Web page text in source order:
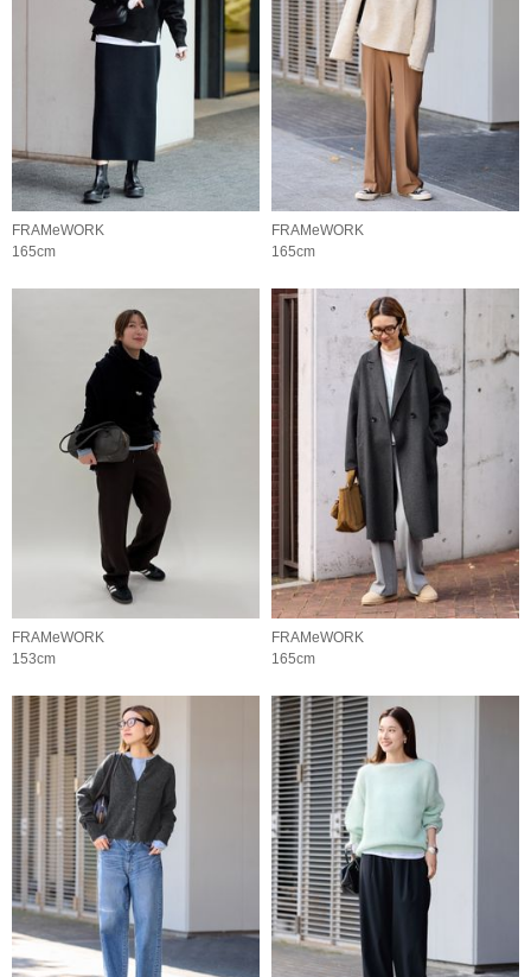
FRAMeWORK
165cm
FRAMeWORK
165cm
FRAMeWORK
153cm
FRAMeWORK
165cm